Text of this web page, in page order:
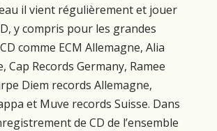
il vient régulièrement et jouer
y compris pour les grandes
comme ECM Allemagne, Alia
Cap Records Germany, Ramee
Diem records Allemagne,
et Muve records Suisse. Dans
de CD de l’ensemble